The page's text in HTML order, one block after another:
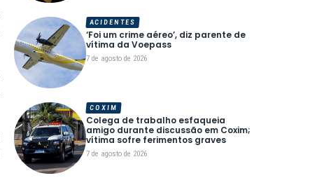
‘Foi um crime aéreo’, diz parente de
vítima da Voepass
7 de agosto de 2026
ACIDENTES
Colega de trabalho esfaqueia
amigo durante discussão em Coxim;
vítima sofre ferimentos graves
7 de agosto de 2026
COXIM